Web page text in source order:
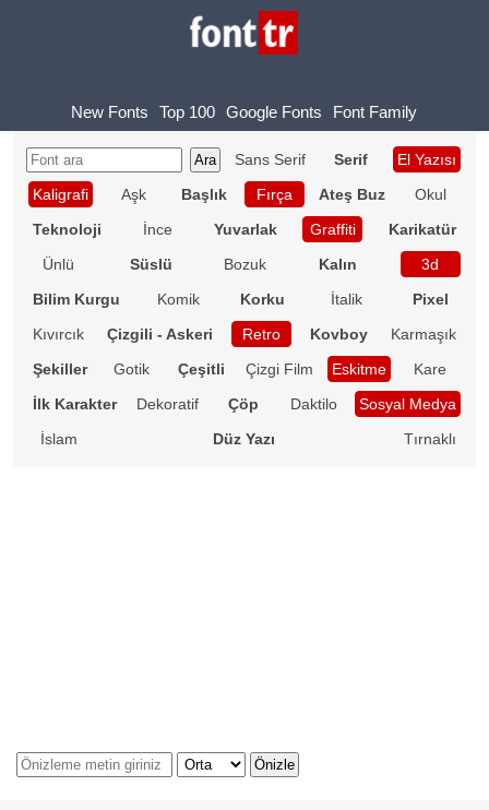
New Fonts Top 100 Google Fonts Font Family
Sans Serif Serif
El Yazısı
Kaligrafi
Aşk Başlık Fırça Ateş Buz
Okul
Teknoloji
İnce Yuvarlak Graffiti
Karikatür
Ünlü
Süslü Bozuk Kalın
3d
Bilim Kurgu
Komik Korku İtalik
Pixel
Kıvırcık
Çizgili - Askeri Retro Kovboy
Karmaşık
Şekiller
Gotik Çeşitli Çizgi Film Eskitme
Kare
İlk Karakter
Dekoratif Çöp Daktilo
Sosyal Medya
İslam
Düz Yazı Tırnaklı